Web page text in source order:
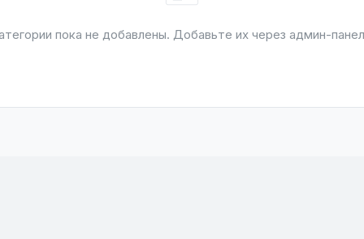
пока не добавлены. Добавьте их через админ-